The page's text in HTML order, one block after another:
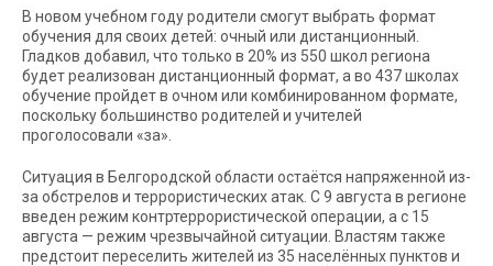
В новом учебном году родители смогут выбрать формат
обучения для своих детей: очный или дистанционный.
Гладков добавил, что только в 20% из 550 школ региона
будет реализован дистанционный формат, а во 437 школах
обучение пройдет в очном или комбинированном формате,
поскольку большинство родителей и учителей
проголосовали «за».
Ситуация в Белгородской области остаётся напряженной из-
за обстрелов и террористических атак. С 9 августа в регионе
введен режим контртеррористической операции, а с 15
августа — режим чрезвычайной ситуации. Властям также
предстоит переселить жителей из 35 населённых пунктов и